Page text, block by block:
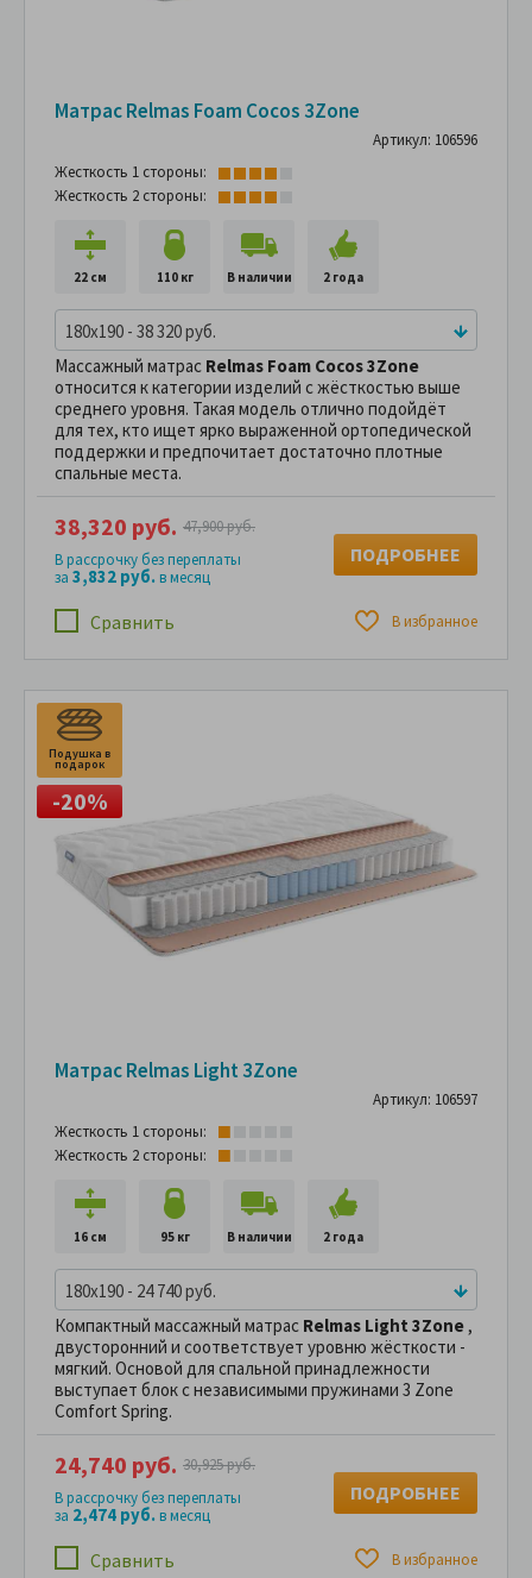
Матрас Relmas Foam Cocos 3Zone
Артикул: 106596
Жесткость 1 стороны:
Жесткость 2 стороны:
22 см 110 кг В наличии 2 года
180x190 - 38 320 руб.
Массажный матрас Relmas Foam Cocos 3Zone
относится к категории изделий с жёсткостью выше
среднего уровня. Такая модель отлично подойдёт
для тех, кто ищет ярко выраженной ортопедической
поддержки и предпочитает достаточно плотные
спальные места.
Сравнить В избранное
38,320 руб. 47,900 руб.
В рассрочку без переплаты
за 3,832 руб.в месяц
ПОДРОБНЕЕ
Подушка в
подарок
-20%
Матрас Relmas Light 3Zone
Артикул: 106597
Жесткость 1 стороны:
Жесткость 2 стороны:
16 см 95 кг В наличии 2 года
180x190 - 24 740 руб.
Компактный массажный матрас Relmas Light 3Zone ,
двусторонний и соответствует уровню жёсткости -
мягкий. Основой для спальной принадлежности
выступает блок с независимыми пружинами 3 Zone
Comfort Spring.
Сравнить В избранное
24,740 руб. 30,925 руб.
В рассрочку без переплаты
за 2,474 руб.в месяц
ПОДРОБНЕЕ